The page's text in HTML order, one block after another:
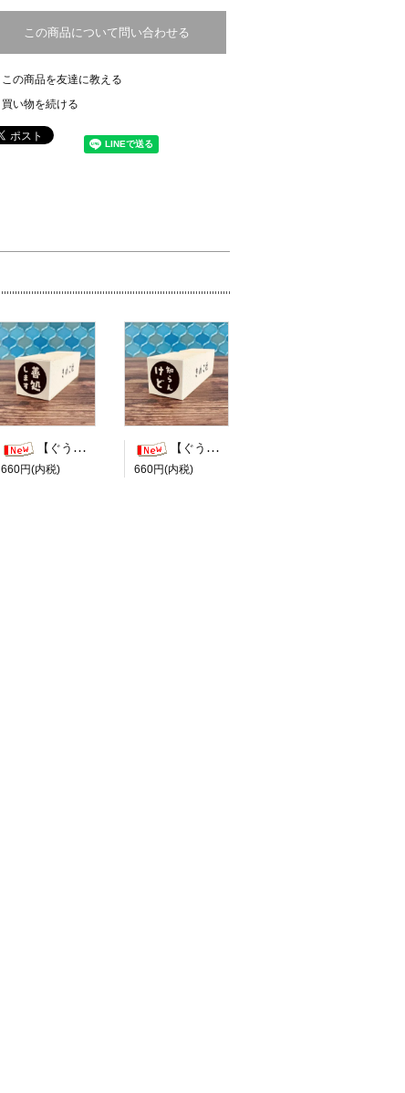
この商品について問い合わせる
この商品を友達に教える
買い物を続ける
【ぐう印舎】ぐうたらはんこ【善処します】
660円(内税)
【ぐう印舎】ぐうたらはんこ【知らんけど】
660円(内税)